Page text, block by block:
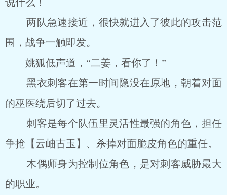
两队急速接近，很快就进入了彼此的攻击范
围，战争一触即发。
姚狐低声道，“二姜，看你了！”
黑衣刺客在第一时间隐没在原地，朝着对面
的巫医绕后切了过去。
刺客是每个队伍里灵活性最强的角色，担任
争抢【云岫古玉】、杀掉对面脆皮角色的重任。
木偶师身为控制位角色，是对刺客威胁最大
的职业。